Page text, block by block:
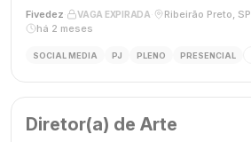
Fivedez VAGA EXPIRADA Ribeirão Preto, SP
há 2 meses
SOCIAL MEDIA PJ PLENO PRESENCIAL
Diretor(a) de Arte